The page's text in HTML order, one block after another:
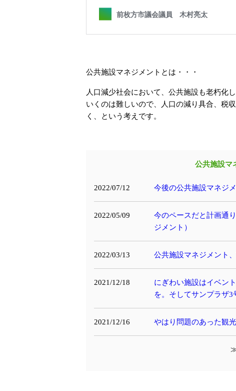
公共施設マネジメントとは・・・
人口減少社会において、公共施設も老朽化
いくのは難しいので、人口の減り具合、税
く、という考えです。
公共施設マ
2022/07/12 今後の公共施設マネジ
2022/05/09
今のペースだと計画通
ジメント）
2022/03/13 公共施設マネジメント
2021/12/18
にぎわい施設はイベン
を。そしてサンプラザ3
2021/12/16 やはり問題のあった観